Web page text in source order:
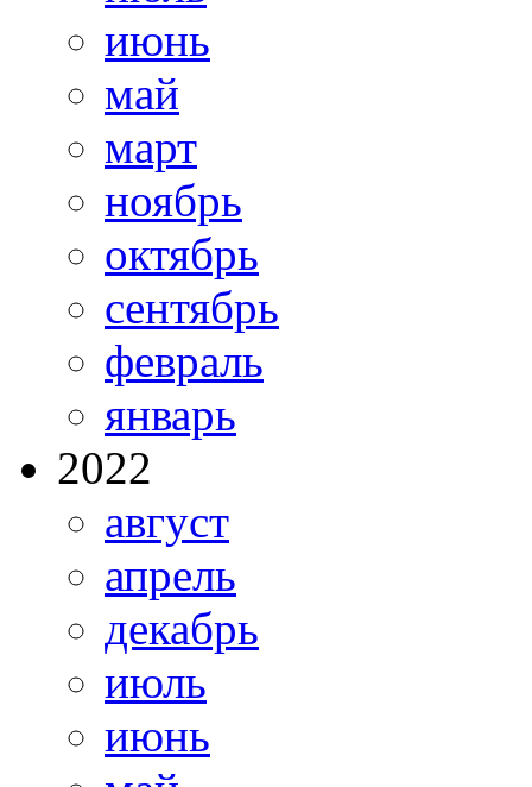
июнь
май
март
ноябрь
октябрь
сентябрь
февраль
январь
2022
август
апрель
декабрь
июль
июнь